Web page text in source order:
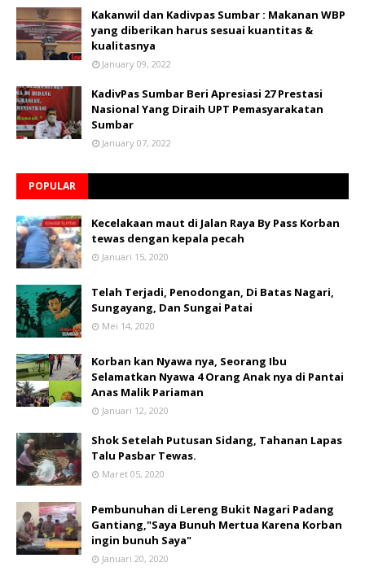
Kakanwil dan Kadivpas Sumbar : Makanan WBP
yang diberikan harus sesuai kuantitas &
kualitasnya
January 09, 2022
KadivPas Sumbar Beri Apresiasi 27 Prestasi
Nasional Yang Diraih UPT Pemasyarakatan
Sumbar
January 07, 2022
POPULAR
Kecelakaan maut di Jalan Raya By Pass Korban
tewas dengan kepala pecah
Januari 15, 2020
Telah Terjadi, Penodongan, Di Batas Nagari,
Sungayang, Dan Sungai Patai
Mei 14, 2020
Korban kan Nyawa nya, Seorang Ibu
Selamatkan Nyawa 4 Orang Anak nya di Pantai
Anas Malik Pariaman
Januari 12, 2020
Shok Setelah Putusan Sidang, Tahanan Lapas
Talu Pasbar Tewas.
Maret 05, 2020
Pembunuhan di Lereng Bukit Nagari Padang
Gantiang,"Saya Bunuh Mertua Karena Korban
ingin bunuh Saya"
Januari 20, 2020